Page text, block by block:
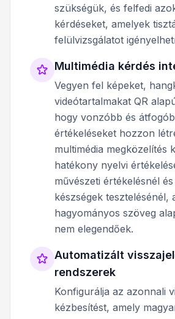
szükségük, és felfedi
kérdéseket, amelyek
felülvizsgálatot
Multimédia kérdés
Vegyen fel képeket,
videótartalmakat QR
hogy vonzóbb és
értékeléseket hozzon
multimédia megközelítés
hatékony nyelvi
művészeti értékelésnél
készségek tesztelésénél,
hagyományos szöveg
nem elegendőek.
Automatizált
rendszerek
Konfigurálja az azonnali
kézbesítést, amely